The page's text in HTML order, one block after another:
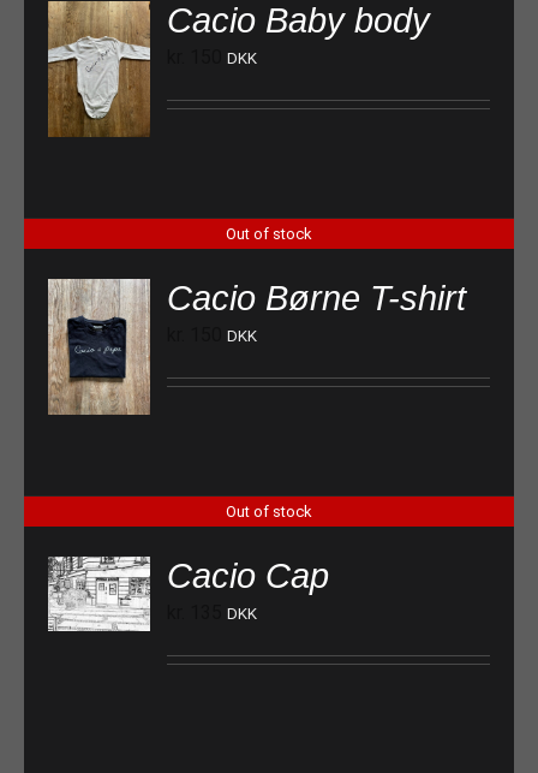
Cacio Baby body
DKK
Out of stock
Cacio Børne T-shirt
DKK
Out of stock
Cacio Cap
DKK